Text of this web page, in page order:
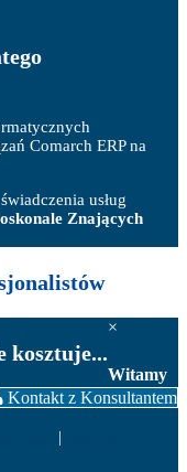
Comarch ERP na
usług
Znających
kosztuje...
Kontakt z Konsultantem
|
×
Witamy